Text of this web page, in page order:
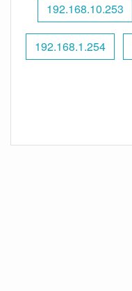
192.168.10.253
192.168.1.254